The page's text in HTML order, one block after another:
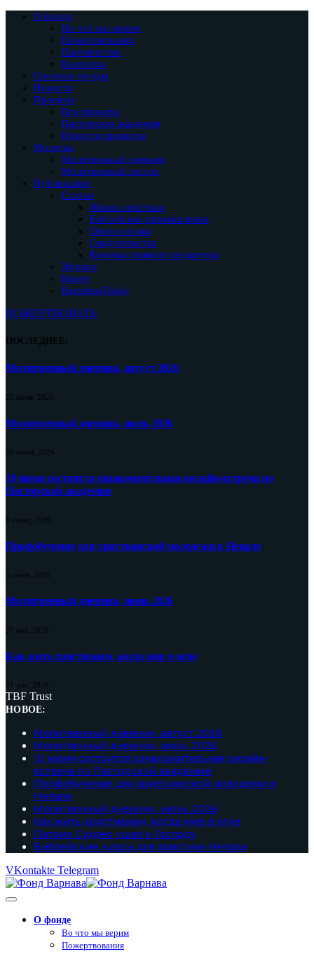
О фонде
Во что мы верим
Пожертвования
Партнерство
Контакты
Срочные нужды
Новости
Проекты
Все проекты
Пасторская академия
Новости проектов
Молитва
Молитвенный дневник
Молитвенный листок
Публикации
Статьи
Жизнь христиан
Библейские размышления
Окно в ислам
Свидетельства
Колонка главного редактора
Журнал
Книги
BarnabasToday
ПОЖЕРТВОВАТЬ
ПОСЛЕДНЕЕ:
Молитвенный дневник, август 2026
25 июля, 2026
Молитвенный дневник, июль 2026
26 июня, 2026
10 июня состоится ознакомительная онлайн-встреча по
Пасторской академии
8 июня, 2026
Профобучение для христианской молодежи в Непале
5 июня, 2026
Молитвенный дневник, июнь 2026
27 мая, 2026
Как жить христианам, когда мир в огне
21 мая, 2026
TBF Trust
НОВОЕ:
Молитвенный дневник, август 2026
Молитвенный дневник, июль 2026
10 июня состоится ознакомительная онлайн-
встреча по Пасторской академии
Профобучение для христианской молодежи в
Непале
Молитвенный дневник, июнь 2026
Как жить христианам, когда мир в огне
Патрик Сухдео ушел к Господу
Библейские курсы для христиан Непала
VKontakte Telegram
О фонде
Во что мы верим
Пожертвования